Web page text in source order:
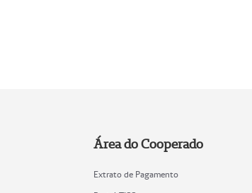
Área do Cooperado
Extrato de Pagamento